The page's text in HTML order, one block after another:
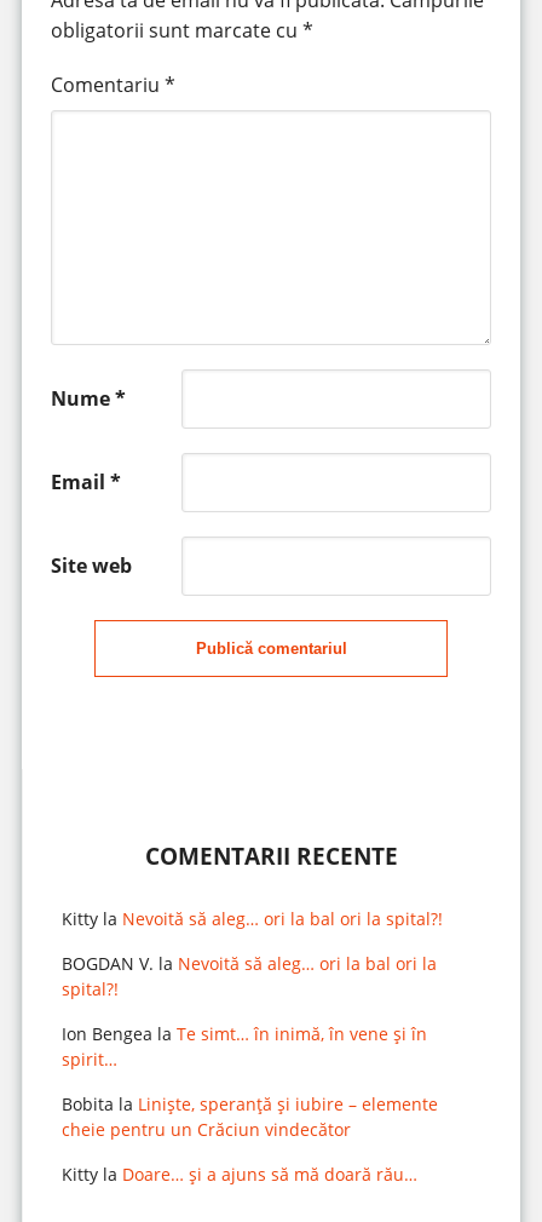
obligatorii sunt marcate cu *
Comentariu *
Nume*
Email *
Site web
Publică comentariul
COMENTARII RECENTE
Kittyla Nevoită să aleg… ori la bal ori la spital?!
BOGDAN V. la Nevoită să aleg… ori la bal ori la
spital?!
Ion Bengea la Te simt… în inimă, în vene și în
spirit…
Bobita la Liniște, speranță și iubire – elemente
cheie pentru un Crăciun vindecător
Kittyla Doare… și a ajuns să mă doară rău…